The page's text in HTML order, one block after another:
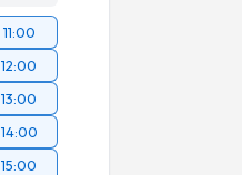
11:00
12:00
13:00
14:00
15:00